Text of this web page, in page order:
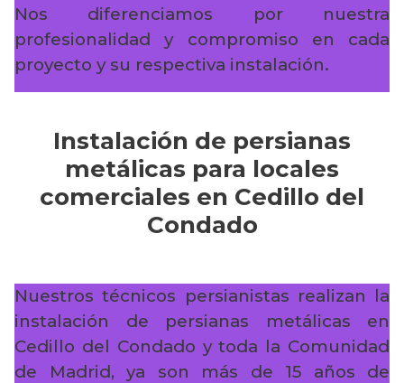
Nos diferenciamos por nuestra
profesionalidad y compromiso en cada
proyecto y su respectiva instalación.
Instalación de persianas
metálicas para locales
comerciales en Cedillo del
Condado
Nuestros técnicos persianistas realizan la
instalación de persianas metálicas en
Cedillo del Condado y toda la Comunidad
de Madrid, ya son más de 15 años de